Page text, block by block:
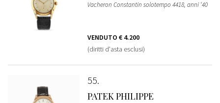
Vacheron Constantin solotempo 4418, anni ‘40
VENDUTO € 4.200
(diritti d'asta esclusi)
55
PATEK PHILIPPE